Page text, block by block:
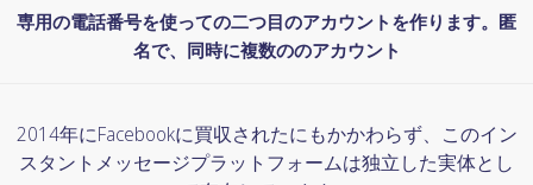
専用の電話番号を使っての二つ目のアカウントを作ります。匿
名で、同時に複数ののアカウント
2014年にFacebookに買収されたにもかかわらず、このイン
スタントメッセージプラットフォームは独立した実体とし